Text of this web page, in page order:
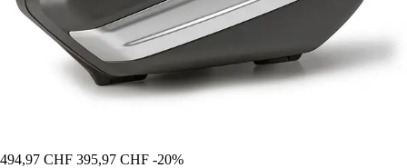
494,97 CHF 395,97 CHF -20%